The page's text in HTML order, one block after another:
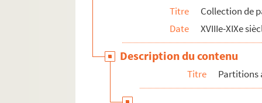
Titre
Collection de
Date
XVIIIe-XIXe
Description du contenu
Titre Partitions